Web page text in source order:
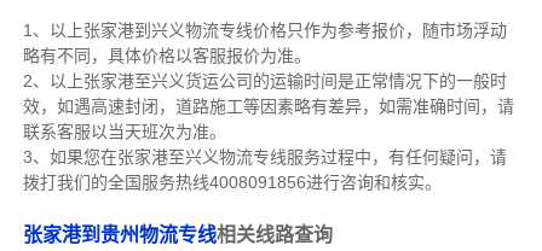
1、以上张家港到兴义物流专线价格只作为参考报价，随市场浮动
略有不同，具体价格以客服报价为准。
2、以上张家港至兴义货运公司的运输时间是正常情况下的一般时
效，如遇高速封闭，道路施工等因素略有差异，如需准确时间，请
联系客服以当天班次为准。
3、如果您在张家港至兴义物流专线服务过程中，有任何疑问，请
拨打我们的全国服务热线4008091856进行咨询和核实。
张家港到贵州物流专线相关线路查询